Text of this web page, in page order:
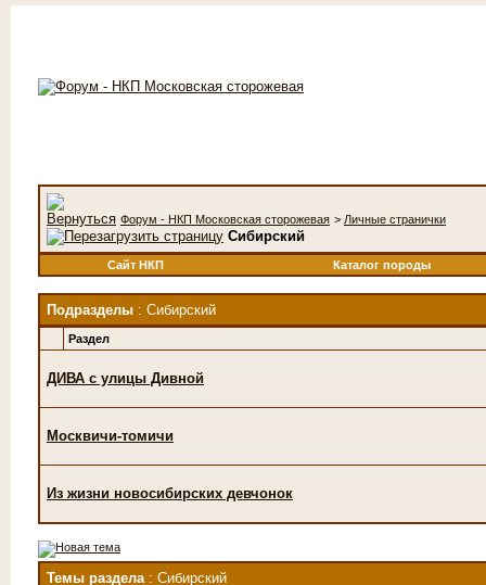
Форум - НКП Московская сторожевая > Личные странички
Сибирский
Сайт НКП Каталог породы
Подразделы : Сибирский
Раздел
ДИВА с улицы Дивной
Москвичи-томичи
Из жизни новосибирских девчонок
Темы раздела: Сибирский